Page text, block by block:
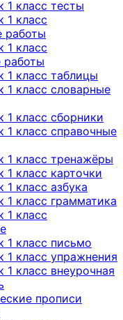
1 класс тесты
1 класс
работы
1 класс
работы
1 класс таблицы
1 класс словарные
1 класс сборники
1 класс справочные
1 класс тренажёры
1 класс карточки
1 класс азбука
1 класс грамматика
1 класс
1 класс письмо
1 класс упражнения
1 класс внеурочная
прописи